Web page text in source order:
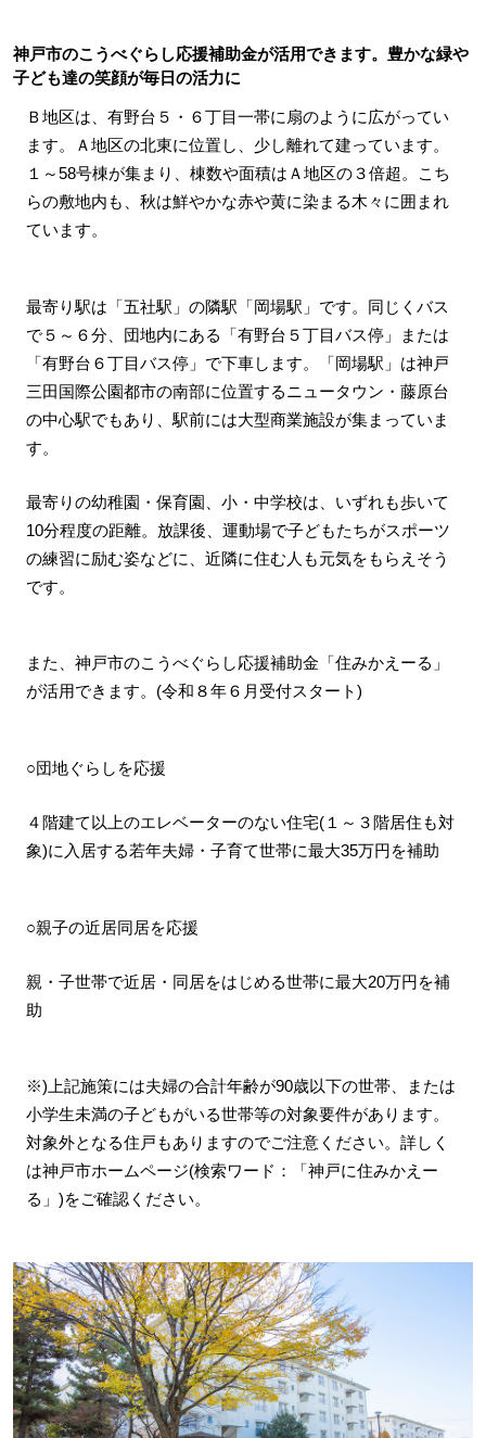
神戸市のこうべぐらし応援補助金が活用できます。豊かな緑や
子ども達の笑顔が毎日の活力に
Ｂ地区は、有野台５・６丁目一帯に扇のように広がってい
ます。Ａ地区の北東に位置し、少し離れて建っています。
１～58号棟が集まり、棟数や面積はＡ地区の３倍超。こち
らの敷地内も、秋は鮮やかな赤や黄に染まる木々に囲まれ
ています。
最寄り駅は「五社駅」の隣駅「岡場駅」です。同じくバス
で５～６分、団地内にある「有野台５丁目バス停」または
「有野台６丁目バス停」で下車します。「岡場駅」は神戸
三田国際公園都市の南部に位置するニュータウン・藤原台
の中心駅でもあり、駅前には大型商業施設が集まっていま
す。
最寄りの幼稚園・保育園、小・中学校は、いずれも歩いて
10分程度の距離。放課後、運動場で子どもたちがスポーツ
の練習に励む姿などに、近隣に住む人も元気をもらえそう
です。
また、神戸市のこうべぐらし応援補助金「住みかえーる」
が活用できます。(令和８年６月受付スタート)
○団地ぐらしを応援
４階建て以上のエレベーターのない住宅(１～３階居住も対
象)に入居する若年夫婦・子育て世帯に最大35万円を補助
○親子の近居同居を応援
親・子世帯で近居・同居をはじめる世帯に最大20万円を補
助
※)上記施策には夫婦の合計年齢が90歳以下の世帯、または
小学生未満の子どもがいる世帯等の対象要件があります。
対象外となる住戸もありますのでご注意ください。詳しく
は神戸市ホームページ(検索ワード：「神戸に住みかえー
る」)をご確認ください。